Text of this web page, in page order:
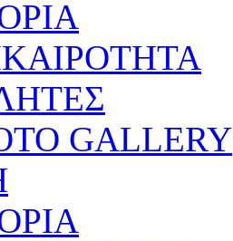
GALLERY